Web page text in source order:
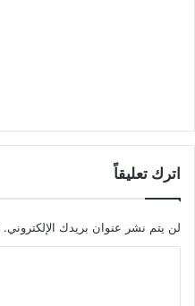
اترك تعليقاً
لن يتم نشر عنوان بريدك الإلكتروني.